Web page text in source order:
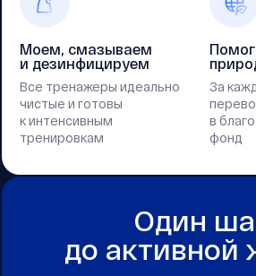
Моем, смазываем
и дезинфицируем
Все тренажеры идеально
чистые и готовы
к интенсивным
тренировкам
За
в
фонд
Один
до активной